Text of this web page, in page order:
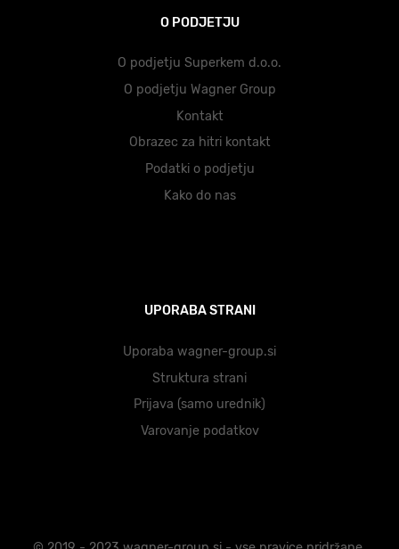
O PODJETJU
O podjetju Superkem d.o.o.
O podjetju Wagner Group
Kontakt
Obrazec za hitri kontakt
Podatki o podjetju
Kako do nas
UPORABA STRANI
Uporaba wagner-group.si
Struktura strani
Prijava (samo urednik)
Varovanje podatkov